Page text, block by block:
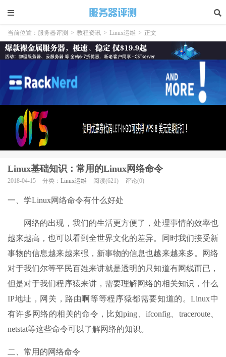
当前位置： 服务器评测 > 教程资讯 > Linux运维 > 正文
Linux基础知识：常用的Linux网络命令
2018-04-15 分类： Linux运维 阅读(621) 评论(0)
一、学Linux网络命令有什么好处
网络的出现，我们的生活更方便了，处理事情的效率也
越来越高，也可以看到全世界文化的差异。同时我们接受新
事物的信息越来越来强，新事物的信息也越来越来多。网络
对于我们尔等平民百姓来讲就是透明的只知道有网线而已，
但是对于我们程序猿来讲，需要理解网络的相关知识，什么
IP地址，网关，路由啊等等程序猿都需要知道的。Linux中
有许多网络的相关的命令，比如ping、ifconfig、traceroute、
netstat等这些命令可以了解网络的知识。
二、常用的网络命令